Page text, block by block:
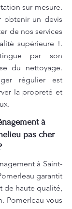
sur mesure.
obtenir un devis
de nos services
supérieure !.
par son
du nettoyage.
régulier est
la propreté et
à
pas cher
à Saint-
garantit
de haute qualité,
Pomerleau vous